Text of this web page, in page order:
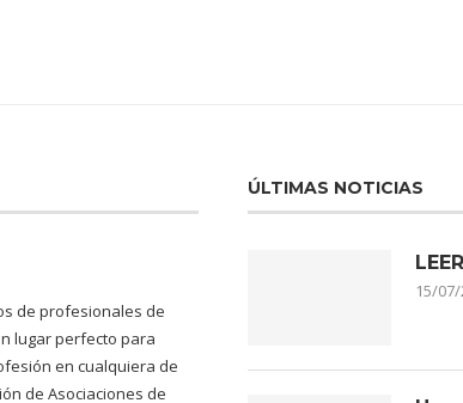
de profesionales de
lugar perfecto para
en cualquiera de
de Asociaciones de
ÚLTIMAS NOTICIAS
15/